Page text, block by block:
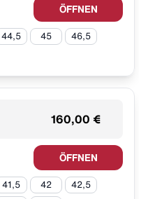
ÖFFNEN
44,5 45 46,5
160,00 €
ÖFFNEN
41,5 42 42,5